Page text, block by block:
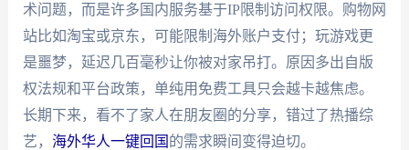
术问题，而是许多国内服务基于IP限制访问权限。购物网
站比如淘宝或京东，可能限制海外账户支付；玩游戏更
是噩梦，延迟几百毫秒让你被对家吊打。原因多出自版
权法规和平台政策，单纯用免费工具只会越卡越焦虑。
长期下来，看不了家人在朋友圈的分享，错过了热播综
艺， 海外华人一键回国 的需求瞬间变得迫切。